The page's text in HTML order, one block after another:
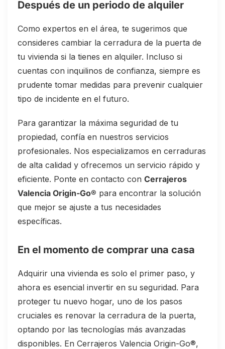
Después de un periodo de alquiler
Como expertos en el área, te sugerimos que
consideres cambiar la cerradura de la puerta de
tu vivienda si la tienes en alquiler. Incluso si
cuentas con inquilinos de confianza, siempre es
prudente tomar medidas para prevenir cualquier
tipo de incidente en el futuro.
Para garantizar la máxima seguridad de tu
propiedad, confía en nuestros servicios
profesionales. Nos especializamos en cerraduras
de alta calidad y ofrecemos un servicio rápido y
eficiente. Ponte en contacto con Cerrajeros
Valencia Origin-Go® para encontrar la solución
que mejor se ajuste a tus necesidades
específicas.
En el momento de comprar una casa
Adquirir una vivienda es solo el primer paso, y
ahora es esencial invertir en su seguridad. Para
proteger tu nuevo hogar, uno de los pasos
cruciales es renovar la cerradura de la puerta,
optando por las tecnologías más avanzadas
disponibles. En Cerrajeros Valencia Origin-Go®,